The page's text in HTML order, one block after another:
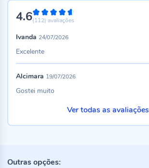
4.692%
(112) avaliações
Ivanda 24/07/2026
Excelente
Alcimara 19/07/2026
Gostei muito
Ver todas as avaliações
Outras opções: